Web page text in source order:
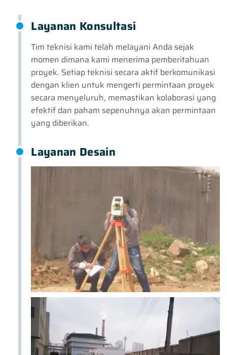
Layanan Konsultasi
Tim teknisi kami telah melayani Anda sejak
momen dimana kami menerima pemberitahuan
proyek. Setiap teknisi secara aktif berkomunikasi
dengan klien untuk mengerti permintaan proyek
secara menyeluruh, memastikan kolaborasi yang
efektif dan paham sepenuhnya akan permintaan
yang diberikan.
Layanan Desain